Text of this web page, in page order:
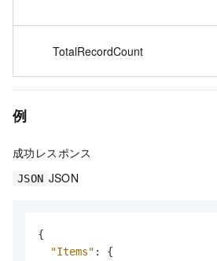
TotalRecordCount
例
成功レスポンス
JSON JSON
{
"Items" :
{